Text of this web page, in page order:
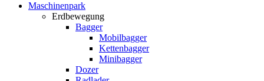
Maschinenpark
Erdbewegung
Bagger
Mobilbagger
Kettenbagger
Minibagger
Dozer